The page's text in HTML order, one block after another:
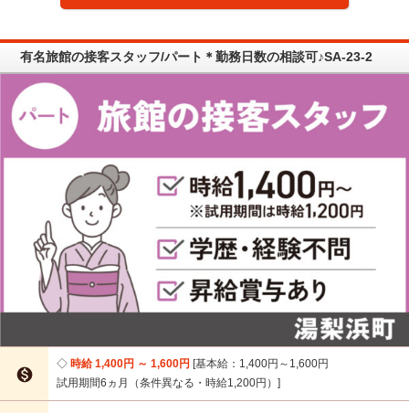
有名旅館の接客スタッフ/パート＊勤務日数の相談可♪SA-23-2

時給 1,400円 ～ 1,600円 基本給：1,400円～1,600円
試用期間6ヵ月（条件異なる・時給1,200円）